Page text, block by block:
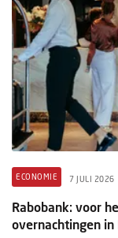
ECONOMIE 7 JULI 2026
Rabobank: voor
overnachtingen in